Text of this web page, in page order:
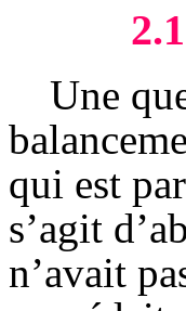
2.1
Une
qui est
s’agit
n’avait